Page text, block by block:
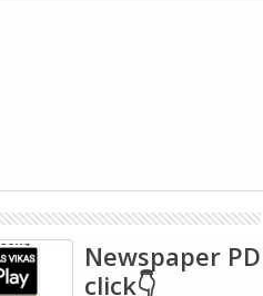
Newspaper
click👇